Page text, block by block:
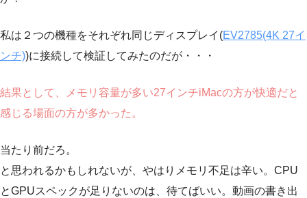
私は２つの機種をそれぞれ同じディスプレイ(EV2785(4K 27イ
ンチ))に接続して検証してみたのだが・・・
結果として、メモリ容量が多い27インチiMacの方が快適だと
感じる場面の方が多かった。
当たり前だろ。
と思われるかもしれないが、やはりメモリ不足は辛い。CPU
とGPUスペックが足りないのは、待てばいい。動画の書き出